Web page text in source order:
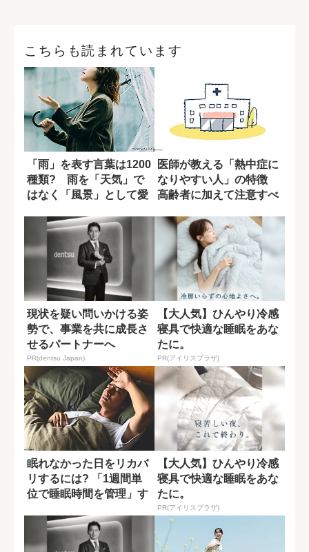
こちらも読まれています
「雨」を表す言葉は1200
種類? 雨を「天気」で
はなく「風景」として愛
医師が教える「熱中症に
なりやすい人」の特徴
高齢者に加えて注意すべ
現状を疑い問いかける姿
勢で、事業を共に成長さ
せるパートナーへ
PR(dentsu Japan)
【大人気】ひんやり冷感
寝具で快適な睡眠をあな
たに。
PR(アイリスプラザ)
眠れなかった日をリカバ
リするには? 「1週間単
位で睡眠時間を管理」す
【大人気】ひんやり冷感
寝具で快適な睡眠をあな
たに。
PR(アイリスプラザ)